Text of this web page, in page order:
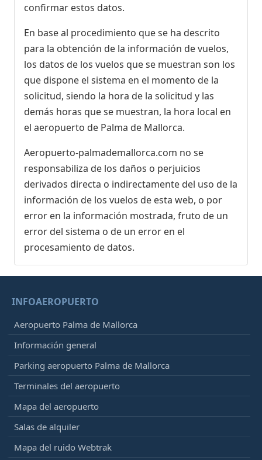
confirmar estos datos.
En base al procedimiento que se ha descrito
para la obtención de la información de vuelos,
los datos de los vuelos que se muestran son los
que dispone el sistema en el momento de la
solicitud, siendo la hora de la solicitud y las
demás horas que se muestran, la hora local en
el aeropuerto de Palma de Mallorca.
Aeropuerto-palmademallorca.com no se
responsabiliza de los daños o perjuicios
derivados directa o indirectamente del uso de la
información de los vuelos de esta web, o por
error en la información mostrada, fruto de un
error del sistema o de un error en el
procesamiento de datos.
INFOAEROPUERTO
Aeropuerto Palma de Mallorca
Información general
Parking aeropuerto Palma de Mallorca
Terminales del aeropuerto
Mapa del aeropuerto
Salas de alquiler
Mapa del ruido Webtrak